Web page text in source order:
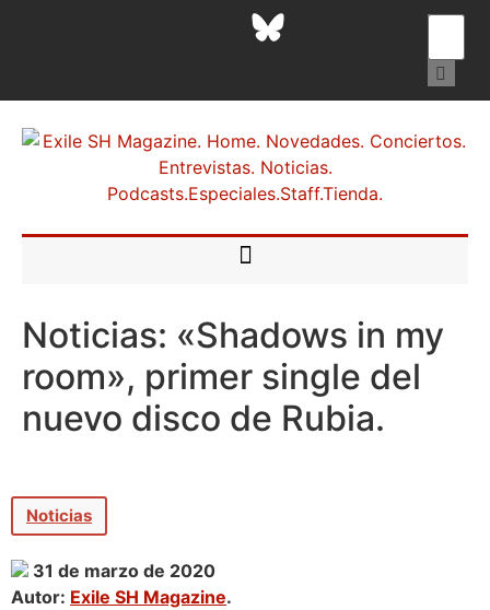
Noticias: «Shadows in my
room», primer single del
nuevo disco de Rubia.
Noticias
31 de marzo de 2020
Autor: Exile SH Magazine.